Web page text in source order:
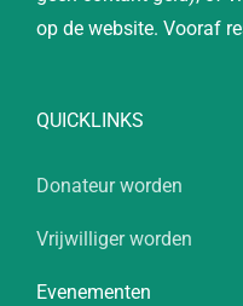
op de website. Vooraf
QUICKLINKS
Donateur worden
Vrijwilliger worden
Evenementen